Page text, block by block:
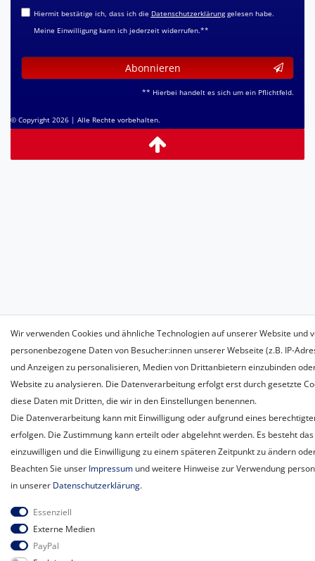
Hiermit bestätige ich, dass ich die Daten­schutz­erklärunggelesen habe.
Meine Einwilligung kann ich jederzeit widerrufen.**
Abonnieren
** Hierbei handelt es sich um ein Pflichtfeld.
© Copyright 2026 | Alle Rechte vorbehalten.
Wir verwenden Cookies und ähnliche Technologien auf unserer Website und
personenbezogene Daten von Besucher:innen unserer Webseite (z.B. IP-
und Anzeigen zu personalisieren, Medien von Drittanbietern einzubinden
Website zu analysieren. Die Datenverarbeitung erfolgt erst durch gesetzte
diese Daten mit Dritten, die wir in den Einstellungen benennen.
Die Datenverarbeitung kann mit Einwilligung oder aufgrund eines
erfolgen. Die Zustimmung kann erteilt oder abgelehnt werden. Es besteht das
einzuwilligen und die Einwilligung zu einem späteren Zeitpunkt zu ändern
Beachten Sie unser Impressum und weitere Hinweise zur Verwendung
in unserer Daten­schutz­erklärung.
Essenziell
Externe Medien
PayPal